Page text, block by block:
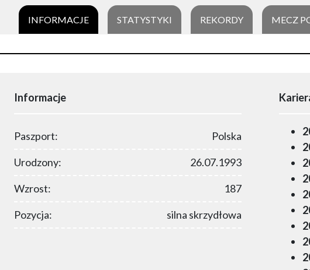
INFORMACJE STATYSTYKI REKORDY MECZ
Informacje
Paszport: Polska
Urodzony: 26.07.1993
Wzrost: 187
Pozycja: silna skrzydłowa